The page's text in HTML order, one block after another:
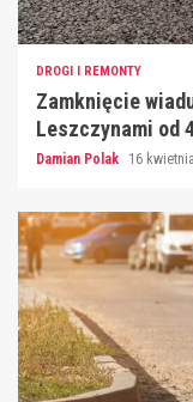
DROGI I REMONTY
Zamknięcie
Leszczynami od
Damian Polak 16